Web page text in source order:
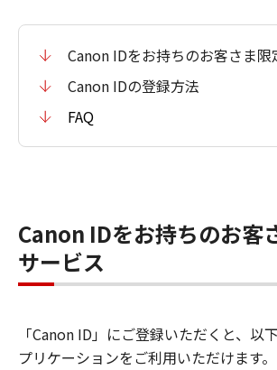
Canon IDをお持ちのお客さま限
Canon IDの登録方法
FAQ
Canon IDをお持ちのお客
サービス
「Canon ID」にご登録いただくと、以
プリケーションをご利用いただけます。